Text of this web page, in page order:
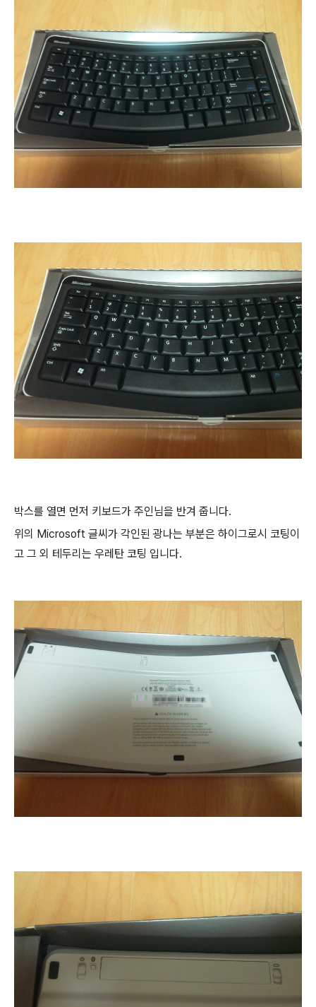
박스를 열면 먼저 키보드가 주인님을 반겨 줍니다.
위의 Microsoft 글씨가 각인된 광나는 부분은 하이그로시 코팅이
고 그 외 테두리는 우레탄 코팅 입니다.